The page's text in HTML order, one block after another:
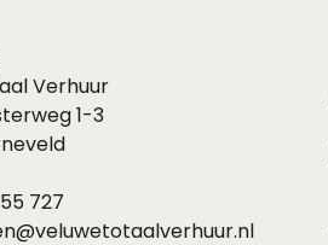
Verhuur
1-3
727